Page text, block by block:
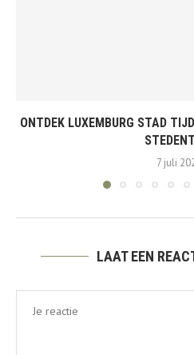
ONTDEK LUXEMBURG STAD
7 juli
LAAT EEN